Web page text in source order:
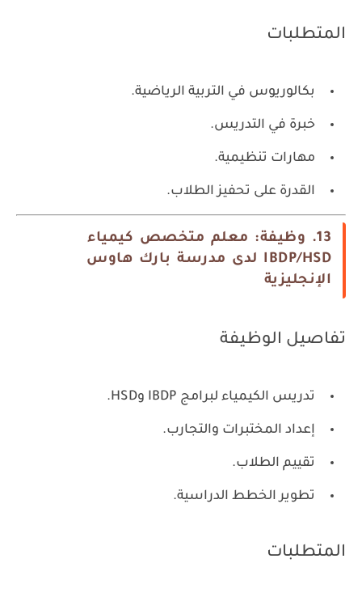
المتطلبات
بكالوريوس في التربية الرياضية.
خبرة في التدريس.
مهارات تنظيمية.
القدرة على تحفيز الطلاب.
13. وظيفة: معلم متخصص كيمياء
IBDP/HSD لدى مدرسة بارك هاوس
الإنجليزية
تفاصيل الوظيفة
تدريس الكيمياء لبرامج IBDP وHSD.
إعداد المختبرات والتجارب.
تقييم الطلاب.
تطوير الخطط الدراسية.
المتطلبات